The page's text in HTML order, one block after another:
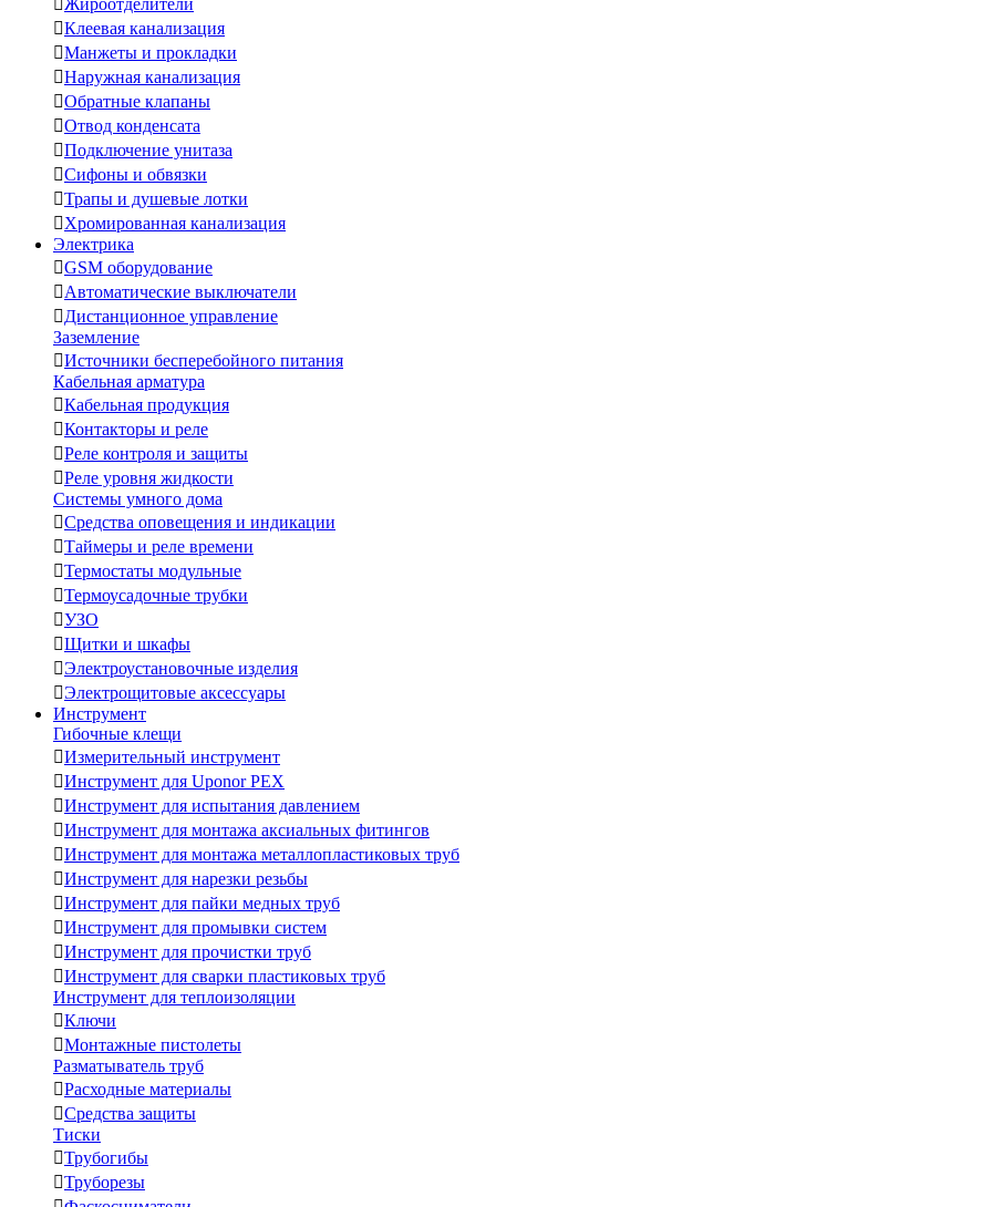
Жироотделители
Клеевая канализация
Манжеты и прокладки
Наружная канализация
Обратные клапаны
Отвод конденсата
Подключение унитаза
Сифоны и обвязки
Трапы и душевые лотки
Хромированная канализация
Электрика
GSM оборудование
Автоматические выключатели
Дистанционное управление
Заземление
Источники бесперебойного питания
Кабельная арматура
Кабельная продукция
Контакторы и реле
Реле контроля и защиты
Реле уровня жидкости
Системы умного дома
Средства оповещения и индикации
Таймеры и реле времени
Термостаты модульные
Термоусадочные трубки
УЗО
Щитки и шкафы
Электроустановочные изделия
Электрощитовые аксессуары
Инструмент
Гибочные клещи
Измерительный инструмент
Инструмент для Uponor PEX
Инструмент для испытания давлением
Инструмент для монтажа аксиальных фитингов
Инструмент для монтажа металлопластиковых труб
Инструмент для нарезки резьбы
Инструмент для пайки медных труб
Инструмент для промывки систем
Инструмент для прочистки труб
Инструмент для сварки пластиковых труб
Инструмент для теплоизоляции
Ключи
Монтажные пистолеты
Разматыватель труб
Расходные материалы
Средства защиты
Тиски
Трубогибы
Труборезы